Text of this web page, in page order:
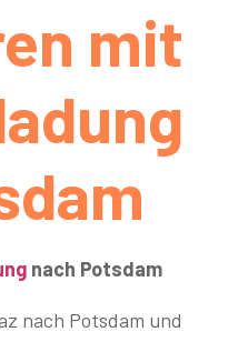
mit
nach Potsdam
nach Potsdam und